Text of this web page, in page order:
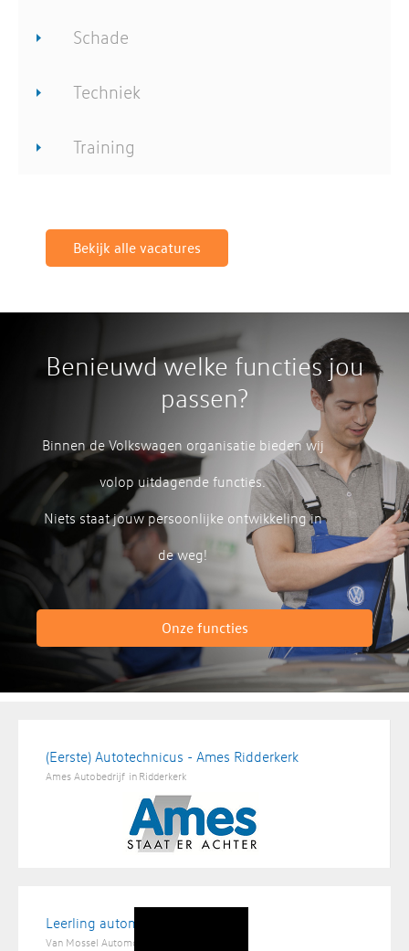
Schade
Techniek
Training
Bekijk alle vacatures
Benieuwd welke functies jou
passen?
Binnen de Volkswagen organisatie bieden wij
volop uitdagende functies.
Niets staat jouw persoonlijke ontwikkeling in
de weg!
Onze functies
(Eerste) Autotechnicus - Ames Ridderkerk
Ames Autobedrijf in Ridderkerk
Leerling automonteur
Van Mossel Automotive Groep